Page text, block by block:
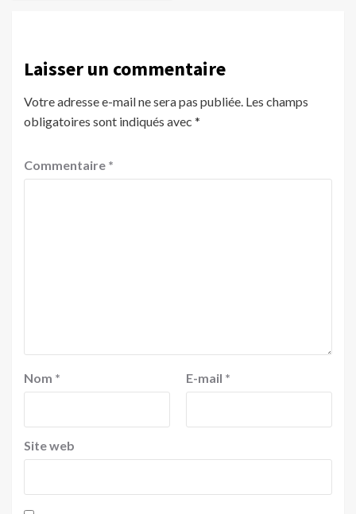
Laisser un commentaire
Votre adresse e-mail ne sera pas publiée. Les champs
obligatoires sont indiqués avec *
Commentaire *
Nom * E-mail *
Site web